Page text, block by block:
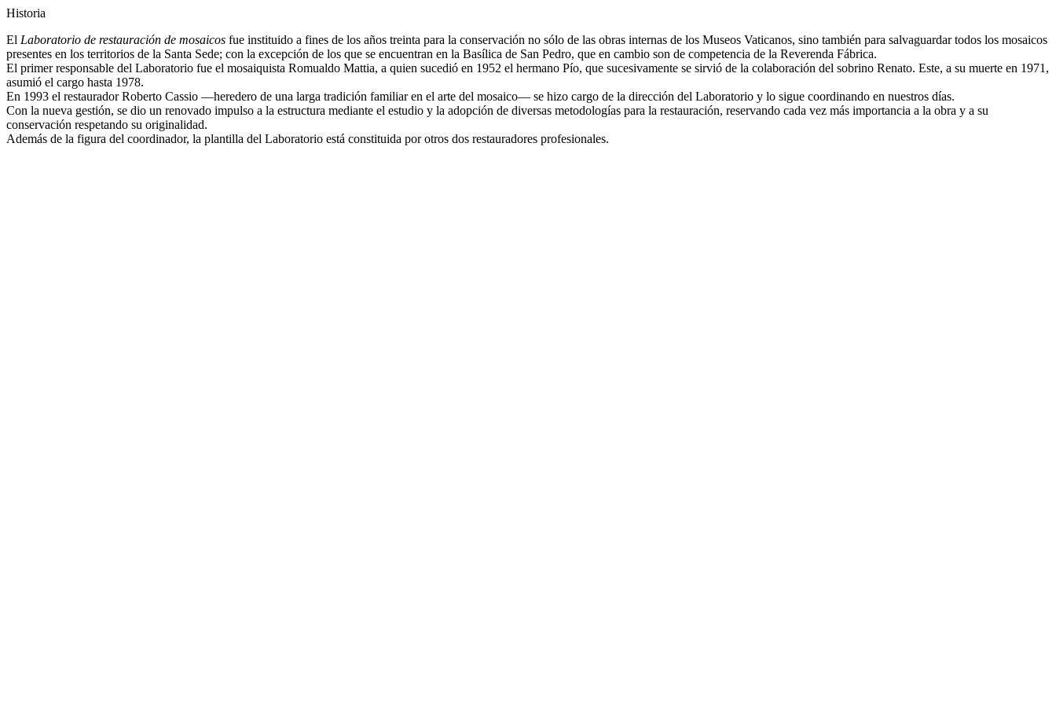
Historia
El Laboratorio de restauración de mosaicos fue instituido a fines de los años treinta para la conservación no sólo de las obras internas de los Museos Vaticanos, sino también para salvaguardar todos los mosaicos
presentes en los territorios de la Santa Sede; con la excepción de los que se encuentran en la Basílica de San Pedro, que en cambio son de competencia de la Reverenda Fábrica.
El primer responsable del Laboratorio fue el mosaiquista Romualdo Mattia, a quien sucedió en 1952 el hermano Pío, que sucesivamente se sirvió de la colaboración del sobrino Renato. Este, a su muerte en 1971,
asumió el cargo hasta 1978.
En 1993 el restaurador Roberto Cassio —heredero de una larga tradición familiar en el arte del mosaico— se hizo cargo de la dirección del Laboratorio y lo sigue coordinando en nuestros días.
Con la nueva gestión, se dio un renovado impulso a la estructura mediante el estudio y la adopción de diversas metodologías para la restauración, reservando cada vez más importancia a la obra y a su
conservación respetando su originalidad.
Además de la figura del coordinador, la plantilla del Laboratorio está constituida por otros dos restauradores profesionales.